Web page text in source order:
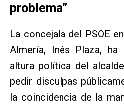
problema”
La concejala del PSOE
Almería, Inés Plaza,
altura política del
pedir disculpas
la coincidencia de la